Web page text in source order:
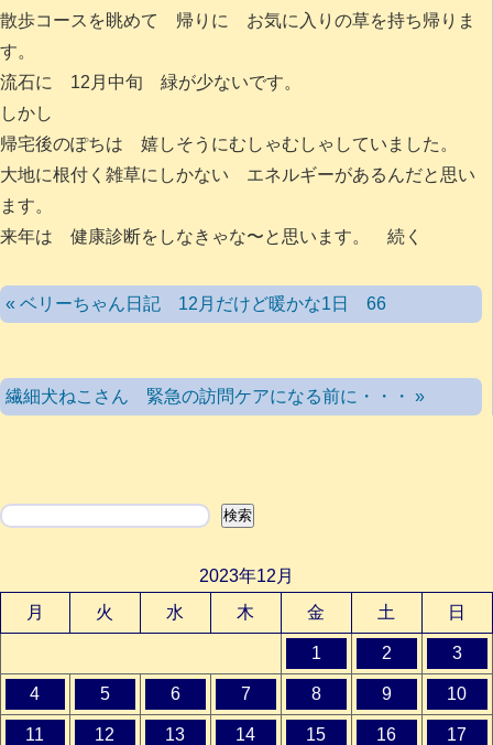
散歩コースを眺めて 帰りに お気に入りの草を持ち帰りま
す。
流石に 12月中旬 緑が少ないです。
しかし
帰宅後のぽちは 嬉しそうにむしゃむしゃしていました。
大地に根付く雑草にしかない エネルギーがあるんだと思い
ます。
来年は 健康診断をしなきゃな〜と思います。 続く
« ベリーちゃん日記 12月だけど暖かな1日 66
繊細犬ねこさん 緊急の訪問ケアになる前に・・・ »
検索 検索
2023年12月
月
火 水 木 金 土 日
1 2 3
4 5 6 7 8 9 10
11 12 13 14 15 16 17